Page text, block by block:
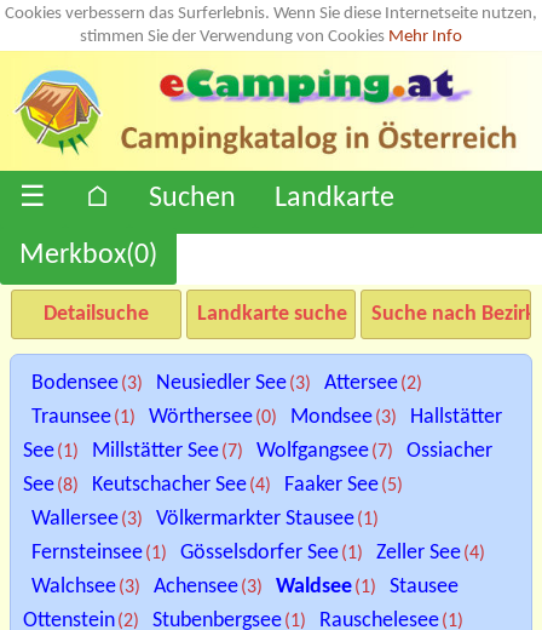
Cookies verbessern das Surferlebnis. Wenn Sie diese Internetseite nutzen,
stimmen Sie der Verwendung von Cookies Mehr Info
☰ ⌂ Suchen
Landkarte
Merkbox(0)
Detailsuche Landkarte suche Suche nach
Bodensee(3) Neusiedler See(3) Attersee(2)
Traunsee(1) Wörthersee(0) Mondsee(3)
Hallstätter
See(1) Millstätter See(7) Wolfgangsee(7)
Ossiacher
See(8) Keutschacher See(4) Faaker See(5)
Wallersee(3) Völkermarkter Stausee(1)
Fernsteinsee(1) Gösselsdorfer See(1) Zeller See(4)
Walchsee(3) Achensee(3) Waldsee(1)
Stausee
Ottenstein(2) Stubenbergsee(1) Rauschelesee(1)